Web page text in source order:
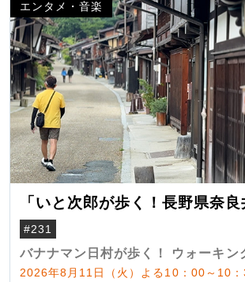
エンタメ・音楽
「いと次郎が歩く！長野県奈
#231
バナナマン日村が歩く！ ウォーキン
2026年8月11日（火）よる10：00～10